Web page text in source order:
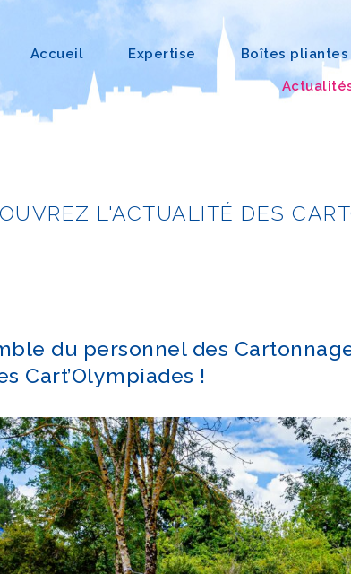
Accueil Expertise Boîtes
L'ACTUALITÉ DES
du personnel des
Cart’Olympiades !​